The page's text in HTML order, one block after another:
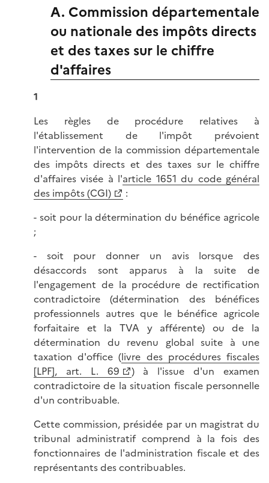
A. Commission départementale
ou nationale des impôts directs
et des taxes sur le chiffre
d'affaires
1
Les règles de procédure relatives à
l'établissement de l'impôt prévoient
l'intervention de la commission départementale
des impôts directs et des taxes sur le chiffre
d'affaires visée à l'article 1651 du code général
des impôts (CGI)
:
- soit pour la détermination du bénéfice agricole
;
- soit pour donner un avis lorsque des
désaccords sont apparus à la suite de
l'engagement de la procédure de rectification
contradictoire (détermination des bénéfices
professionnels autres que le bénéfice agricole
forfaitaire et la TVA y afférente) ou de la
détermination du revenu global suite à une
taxation d'office (livre des procédures fiscales
[LPF], art. L. 69
) à l'issue d'un examen
contradictoire de la situation fiscale personnelle
d'un contribuable.
Cette commission, présidée par un magistrat du
tribunal administratif comprend à la fois des
fonctionnaires de l'administration fiscale et des
représentants des contribuables.